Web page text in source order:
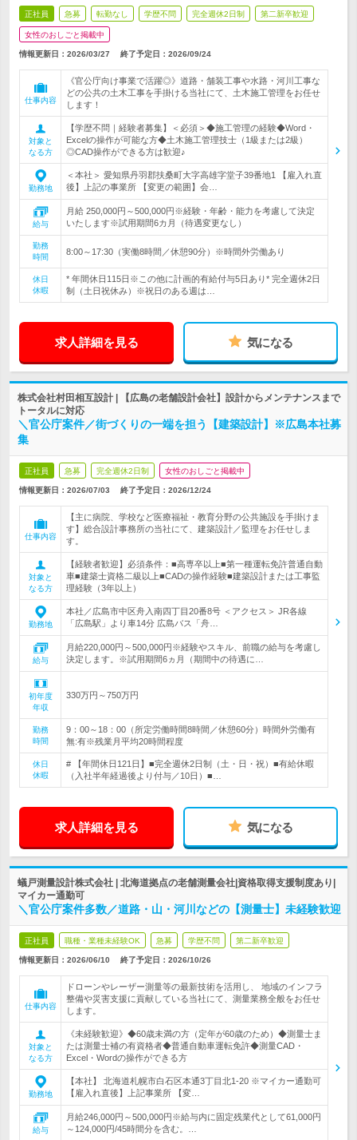
正社員 急募 転勤なし 学歴不問 完全週休2日制 第二新卒歓迎
女性のおしごと掲載中
情報更新日：2026/03/27 終了予定日： 2026/09/24
仕事内容
《官公庁向け事業で活躍◎》道路・舗装工事や水路・河川工事な
どの公共の土木工事を手掛ける当社にて、土木施工管理をお任せ
します！
対象と
なる方
【学歴不問｜経験者募集】＜必須＞◆施工管理の経験◆Word・
Excelの操作が可能な方◆土木施工管理技士（1級または2級）
◎CAD操作ができる方は歓迎♪
勤務地
＜本社＞ 愛知県丹羽郡扶桑町大字高雄字堂子39番地1 【雇入れ直
後】上記の事業所 【変更の範囲】会…
給与
月給 250,000円～500,000円※経験・年齢・能力を考慮して決定
いたします※試用期間6カ月（待遇変更なし）
勤務
時間
8:00～17:30（実働8時間／休憩90分）※時間外労働あり
休日
休暇
* 年間休日115日※この他に計画的有給付与5日あり* 完全週休2日
制（土日祝休み）※祝日のある週は…
求人詳細を見る 気になる
株式会社村田相互設計 | 【広島の老舗設計会社】設計からメンテナンスまで
トータルに対応
＼官公庁案件／街づくりの一端を担う【建築設計】※広島本社募
集
正社員 急募 完全週休2日制 女性のおしごと掲載中
情報更新日：2026/07/03 終了予定日： 2026/12/24
仕事内容
【主に病院、学校など医療福祉・教育分野の公共施設を手掛けま
す】総合設計事務所の当社にて、建築設計／監理をお任せしま
す。
対象と
なる方
【経験者歓迎】必須条件：■高専卒以上■第一種運転免許普通自動
車■建築士資格二級以上■CADの操作経験■建築設計または工事監
理経験（3年以上）
勤務地
本社／広島市中区舟入南四丁目20番8号 ＜アクセス＞ JR各線
「広島駅」より車14分 広島バス「舟…
給与
月給220,000円～500,000円※経験やスキル、前職の給与を考慮し
決定します。※試用期間6ヵ月（期間中の待遇に…
初年度
年収
330万円～750万円
勤務
時間
9：00～18：00（所定労働時間8時間／休憩60分）時間外労働有
無:有※残業月平均20時間程度
休日
休暇
# 【年間休日121日】■完全週休2日制（土・日・祝）■有給休暇
（入社半年経過後より付与／10日）■…
求人詳細を見る 気になる
蟻戸測量設計株式会社 | 北海道拠点の老舗測量会社|資格取得支援制度あり|
マイカー通勤可
＼官公庁案件多数／道路・山・河川などの【測量士】未経験歓迎
正社員 職種・業種未経験OK 急募 学歴不問 第二新卒歓迎
情報更新日：2026/06/10 終了予定日： 2026/10/26
仕事内容
ドローンやレーザー測量等の最新技術を活用し、 地域のインフラ
整備や災害支援に貢献している当社にて、測量業務全般をお任せ
します。
対象と
なる方
《未経験歓迎》◆60歳未満の方（定年が60歳のため）◆測量士ま
たは測量士補の有資格者◆普通自動車運転免許◆測量CAD・
Excel・Wordの操作ができる方
勤務地
【本社】 北海道札幌市白石区本通3丁目北1-20 ※マイカー通勤可
【雇入れ直後】上記事業所 【変…
給与
月給246,000円～500,000円※給与内に固定残業代として61,000円
～124,000円/45時間分を含む。…